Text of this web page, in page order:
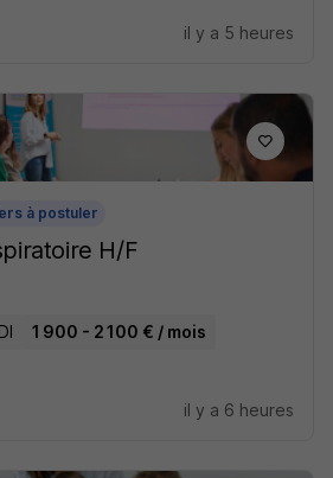
il y a 5 heures
à postuler
H/F
1 900 - 2 100 € / mois
il y a 6 heures